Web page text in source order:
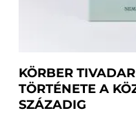
KÖRBER
TÖRTÉNETE A
SZÁZADIG